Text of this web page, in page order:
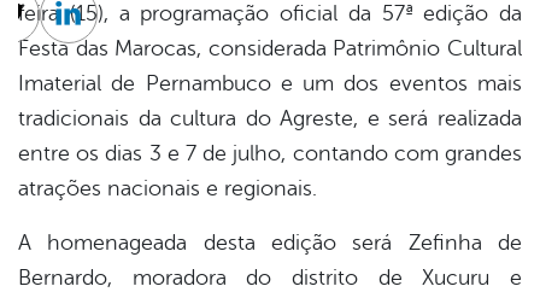
feira (15), a programação oficial da 57ª edição da
Festa das Marocas, considerada Patrimônio Cultural
Imaterial de Pernambuco e um dos eventos mais
tradicionais da cultura do Agreste, e será realizada
entre os dias 3 e 7 de julho, contando com grandes
atrações nacionais e regionais.
A homenageada desta edição será Zefinha de
Bernardo, moradora do distrito de Xucuru e
Twitter
Linkedin